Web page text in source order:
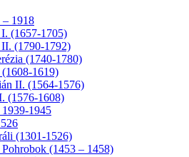
1918
(1657-1705)
(1790-1792)
(1740-1780)
1619)
II. (1564-1576)
(1576-1608)
1945
(1301-1526)
(1453 – 1458)